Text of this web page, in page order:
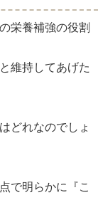
栄養補強の役割
維持してあげた
どれなのでしょ
で明らかに『こ